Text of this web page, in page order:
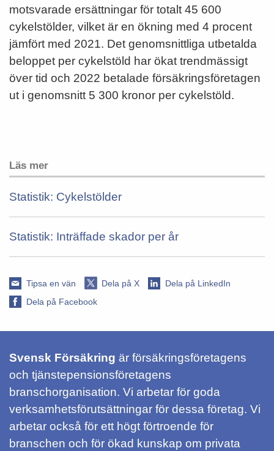
motsvarade ersättningar för totalt 45 600
cykelstölder, vilket är en ökning med 4 procent
jämfört med 2021. Det genomsnittliga utbetalda
beloppet per cykelstöld har ökat trendmässigt
över tid och 2022 betalade försäkringsföretagen
ut i genomsnitt 5 300 kronor per cykelstöld.
Läs mer
Statistik: Cykelstölder
Statistik: Inträffade skador per år
Tipsa en vän Dela på X
Dela på LinkedIn
Dela på Facebook
Svensk Försäkring är försäkringsföretagens
och tjänstepensionsföretagens
branschorganisation. Vi arbetar för goda
verksamhetsförutsättningar för dessa företag. Vi
arbetar också för ett högt förtroende för
branschen och för ökad kunskap om privata